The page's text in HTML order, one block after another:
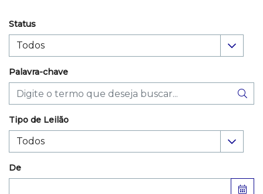
Status
Palavra-chave
Tipo de Leilão
De